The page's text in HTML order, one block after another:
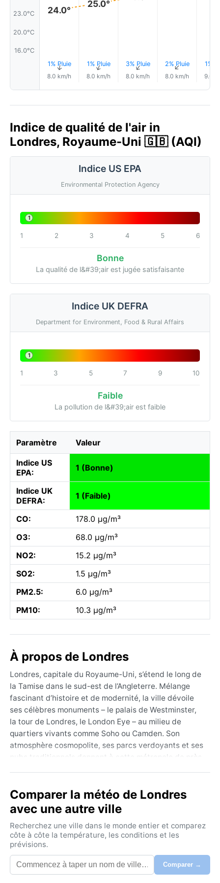
23.0°C
20.0°C
16.0°C
24.0°
1% Pluie
↑
8.0 km/h
25.0°
1% Pluie
↑
8.0 km/h
3% Pluie
↑
8.0 km/h
2% Pluie
↑
8.0 km/h
1%
9.0
Indice de qualité de l'air in
Londres, Royaume-Uni 🇬🇧 (AQI)
Indice US EPA
Environmental Protection Agency
1
1 2 3 4 5 6
Bonne
La qualité de l&#39;air est jugée satisfaisante
Indice UK DEFRA
Department for Environment, Food & Rural Affairs
1
1 3 5 7 9 10
Faible
La pollution de l&#39;air est faible
Paramètre Valeur
Indice US
EPA:
1 (Bonne)
Indice UK
DEFRA:
1 (Faible)
CO:
178.0 µg/m³
O3:
68.0 µg/m³
NO2:
15.2 µg/m³
SO2:
1.5 µg/m³
PM2.5:
6.0 µg/m³
PM10:
10.3 µg/m³
À propos de Londres
Londres, capitale du Royaume-Uni, s’étend le long de
la Tamise dans le sud-est de l’Angleterre. Mélange
fascinant d’histoire et de modernité, la ville dévoile
ses célèbres monuments – le palais de Westminster,
la tour de Londres, le London Eye – au milieu de
quartiers vivants comme Soho ou Camden. Son
atmosphère cosmopolite, ses parcs verdoyants et ses
pubs traditionnels donnent à cette métropole de près
du fleuve.
Sous la classification climatique Cfb (océanique),
Londres connaît des étés doux, avec des maximales
autour de 20–23 °C en juillet et août, et des hivers
frais mais rarement glacials, les températures
tournant autour de 2–8 °C en janvier. Les
précipitations sont réparties toute l’année, sans
Comparer la météo de Londres
avec une autre ville
Recherchez une ville dans le monde entier et comparez
côte à côte la température, les conditions et les
prévisions.
Comparer →